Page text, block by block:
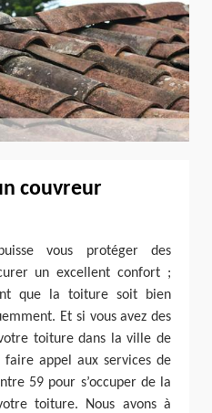
couvreur
vous protéger des
un excellent confort ;
que la toiture soit bien
Et si vous avez des
toiture dans la ville de
faire appel aux services de
59 pour s’occuper de la
toiture. Nous avons à